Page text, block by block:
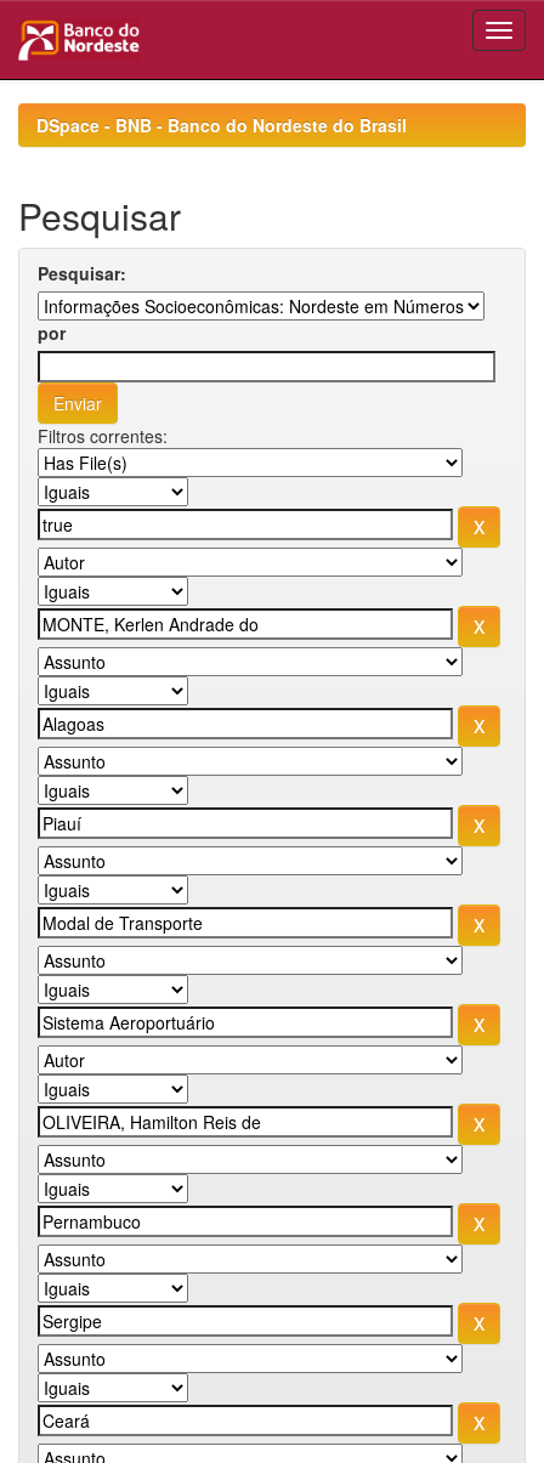
navigationDSpace - BNB - Banco do Nordeste do Brasil
Pesquisar
Pesquisar:
por
Filtros correntes: